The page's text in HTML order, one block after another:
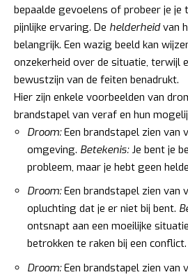
bepaalde gevoelens of probeer je je
pijnlijke ervaring. De helderheidvan
belangrijk. Een wazig beeld kan
onzekerheid over de situatie, terwijl
bewustzijn van de feiten benadrukt.
Hier zijn enkele voorbeelden van
brandstapel van veraf en hun
Droom:Een brandstapel zien van
omgeving. Betekenis:Je bent je
probleem, maar je hebt geen
Droom:Een brandstapel zien van
opluchting dat je er niet bij bent.
ontsnapt aan een moeilijke
betrokken te raken bij een conflict.
Droom:Een brandstapel zien van